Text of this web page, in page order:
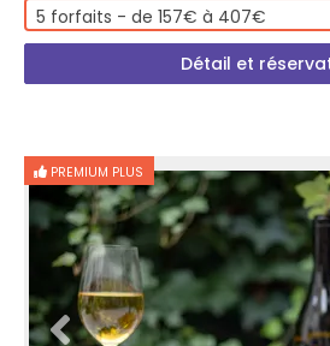
5 forfaits - de 157€ à 407€
Détail et
PREMIUM PLUS